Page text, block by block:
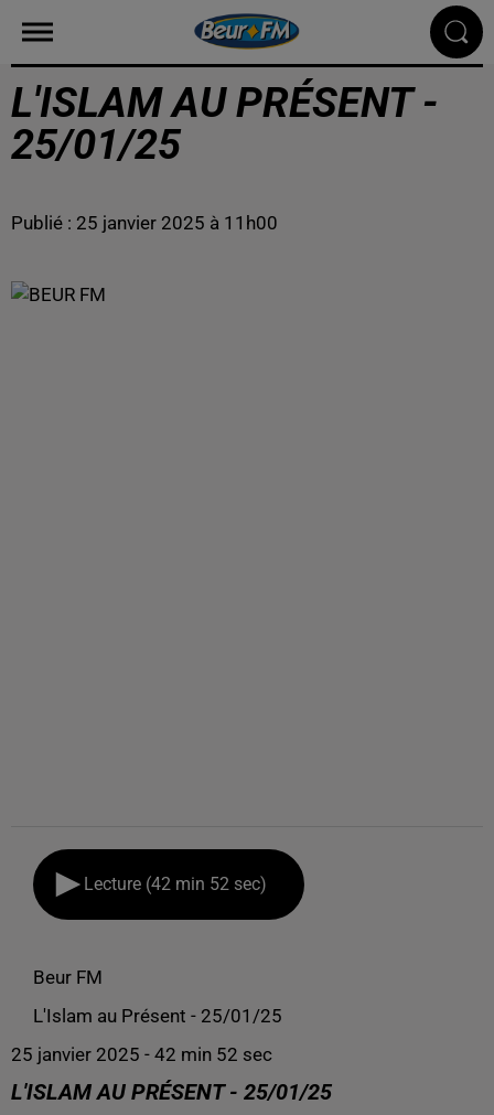
L'ISLAM AU PRÉSENT -
25/01/25
Publié : 25 janvier 2025 à 11h00
Lecture (42 min 52 sec)
Beur FM
L'Islam au Présent - 25/01/25
25 janvier 2025 - 42 min 52 sec
L'ISLAM AU PRÉSENT - 25/01/25